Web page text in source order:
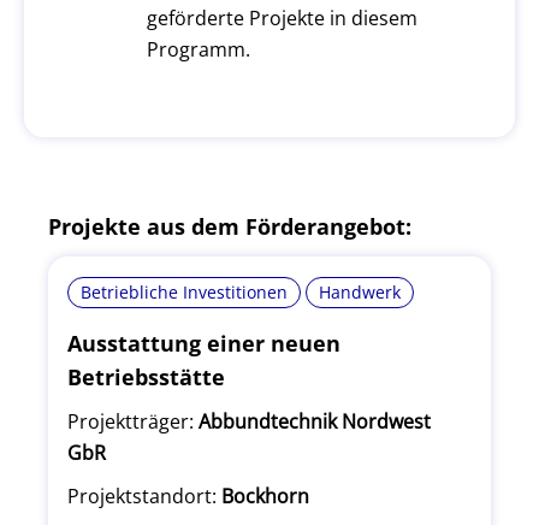
geförderte Projekte in diesem
Programm.
Projekte aus dem Förderangebot:
Betriebliche Investitionen Handwerk
Ausstattung einer neuen
Betriebsstätte
Projektträger: Abbundtechnik Nordwest
GbR
Projektstandort: Bockhorn